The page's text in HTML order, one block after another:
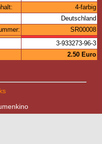
4-farbig
Deutschland
SR00008
3-933273-96-3
2.50 Euro